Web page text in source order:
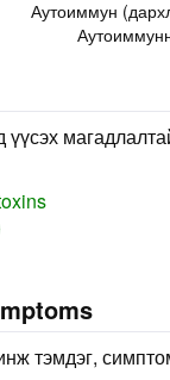
Аутоиммун
үүсэх
тэмдэг,